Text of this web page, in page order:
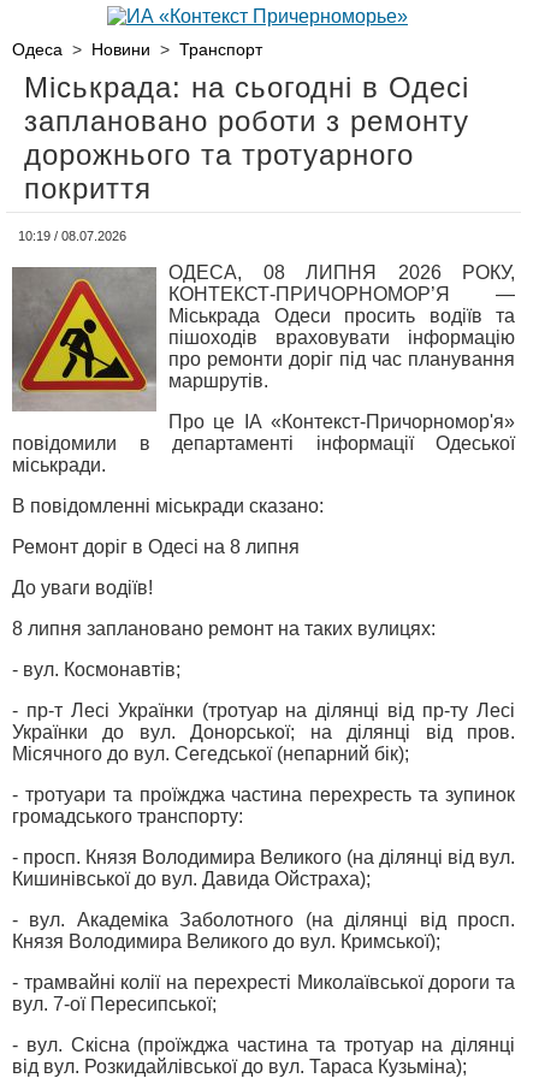
Одеса > Новини > Транспорт
Міськрада: на сьогодні в Одесі
заплановано роботи з ремонту
дорожнього та тротуарного
покриття
10:19 / 08.07.2026
ОДЕСА, 08 ЛИПНЯ 2026 РОКУ,
КОНТЕКСТ-ПРИЧОРНОМОР’Я —
Міськрада Одеси просить водіїв та
пішоходів враховувати інформацію
про ремонти доріг під час планування
маршрутів.
Про це ІА «Контекст-Причорномор'я»
повідомили в департаменті інформації Одеської
міськради.
В повідомленні міськради сказано:
Ремонт доріг в Одесі на 8 липня
До уваги водіїв!
8 липня заплановано ремонт на таких вулицях:
- вул. Космонавтів;
- пр-т Лесі Українки (тротуар на ділянці від пр-ту Лесі
Українки до вул. Донорської; на ділянці від пров.
Місячного до вул. Сегедської (непарний бік);
- тротуари та проїжджа частина перехресть та зупинок
громадського транспорту:
- просп. Князя Володимира Великого (на ділянці від вул.
Кишинівської до вул. Давида Ойстраха);
- вул. Академіка Заболотного (на ділянці від просп.
Князя Володимира Великого до вул. Кримської);
- трамвайні колії на перехресті Миколаївської дороги та
вул. 7-ої Пересипської;
- вул. Скісна (проїжджа частина та тротуар на ділянці
від вул. Розкидайлівської до вул. Тараса Кузьміна);